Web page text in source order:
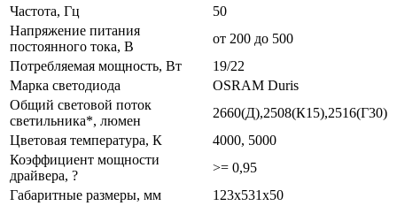
Частота, Гц
50
Напряжение питания
постоянного тока, В
от 200 до 500
Потребляемая мощность, Вт
19/22
Марка светодиода
OSRAM Duris
Общий световой поток
светильника*, люмен
2660(Д),2508(К15),2516(Г30)
Цветовая температура, К
4000, 5000
Коэффициент мощности
драйвера, ?
>= 0,95
Габаритные размеры, мм
123х531х50